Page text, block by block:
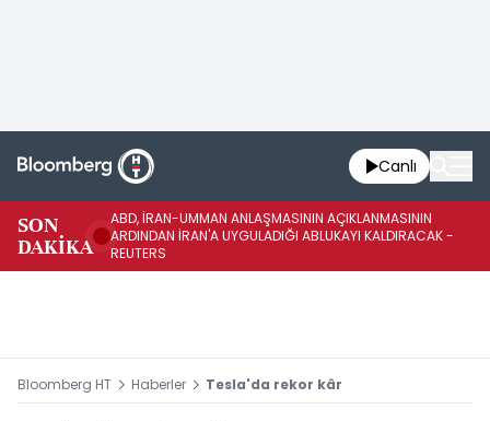
Canlı
SON
DAKİKA
ABD, İRAN-UMMAN ANLAŞMASININ AÇIKLANMASININ
ARDINDAN İRAN'A UYGULADIĞI ABLUKAYI KALDIRACAK -
REUTERS
Bloomberg HT Haberler Tesla'da rekor kâr